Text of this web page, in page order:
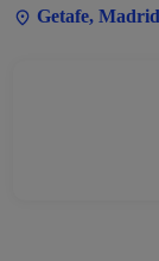
Getafe, Madrid